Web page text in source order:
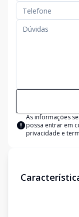
As informações
possa entrar em
privacidade e